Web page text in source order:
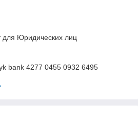
для Юридических лиц
bank 4277 0455 0932 6495